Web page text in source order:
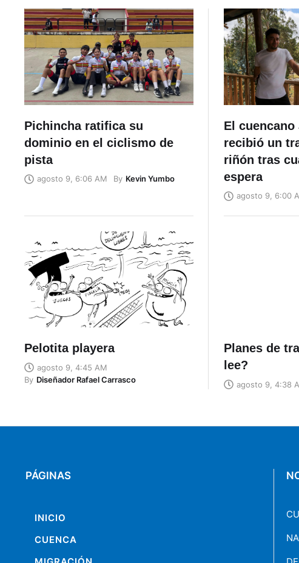
Pichincha ratifica su
dominio en el ciclismo de
pista
agosto 9, 6:06 AM By Kevin Yumbo
El
recibió un
riñón tras
espera
agosto 9, 6:00
Pelotita playera
agosto 9, 4:45 AM
By Diseñador Rafael Carrasco
Planes de
lee?
agosto 9, 4:38
PÁGINAS
INICIO
CUENCA